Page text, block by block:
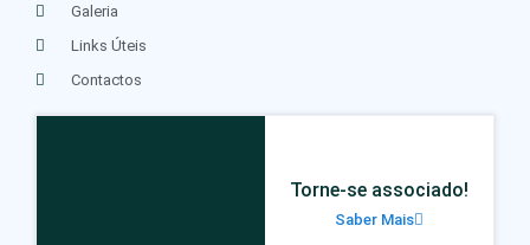
Galeria
Links Úteis
Contactos
Torne-se associado!
Saber Mais